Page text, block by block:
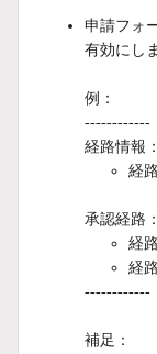
申請フォ
有効にし
例：
------------
経路情報：
経
承認経路：
経
経
------------
補足：